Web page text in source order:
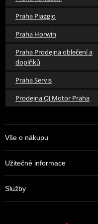
Barva
Materiál
Praha Piaggio
Praha Horwin
Praha Prodejna oblečení a
doplňků
Praha Servis
Prodejna QJ Motor Praha
Vše o nákupu
Užitečné informace
Služby